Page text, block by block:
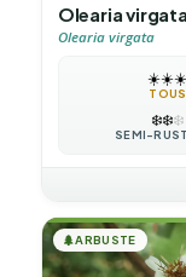
Olearia virgata
Olearia virgata
☀️☀️☀️
TOUS
❄️❄️❄️
SEMI-
🌲ARBUSTE